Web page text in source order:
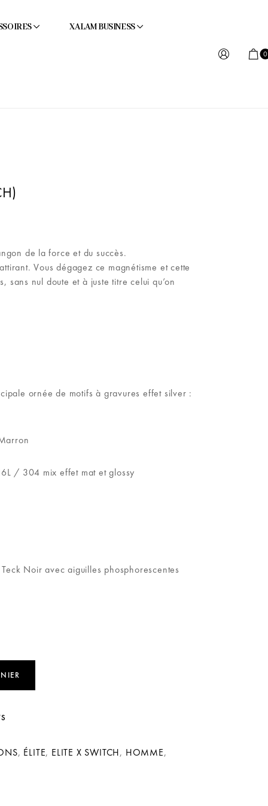
XALAM BUSINESS
0
de la force et du succès.
Vous dégagez ce magnétisme et cette
sans nul doute et à juste titre celui qu’on
ornée de motifs à gravures effet silver :
/ 304 mix effet mat et glossy
Noir avec aiguilles phosphorescentes
, ÉLITE, ELITE X SWITCH, HOMME,